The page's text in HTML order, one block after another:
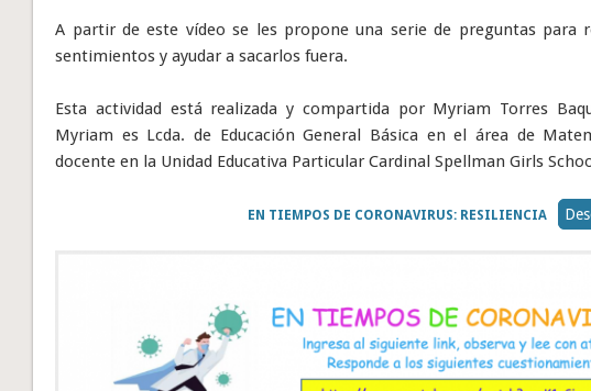
A partir de este vídeo se les propone una serie de preguntas para
sentimientos y ayudar a sacarlos fuera.
Esta actividad está realizada y compartida por Myriam Torres
Myriam es Lcda. de Educación General Básica en el área de
docente en la Unidad Educativa Particular Cardinal Spellman Girls
EN TIEMPOS DE CORONAVIRUS: RESILIENCIA